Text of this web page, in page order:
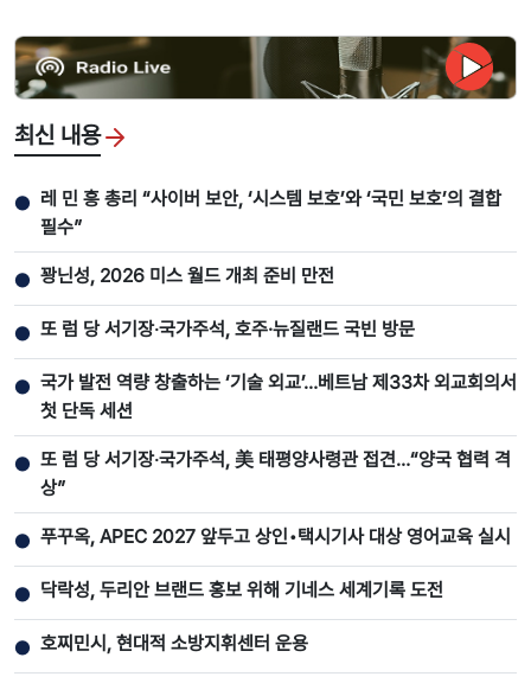
최신 내용
● 레 민 흥 총리 “사이버 보안, ‘시스템 보호’와 ‘국민 보호’의 결합
필수”
● 꽝닌성, 2026 미스 월드 개최 준비 만전
● 또 럼 당 서기장‧국가주석, 호주·뉴질랜드 국빈 방문
● 국가 발전 역량 창출하는 ‘기술 외교’…베트남 제33차 외교회의서
첫 단독 세션
● 또 럼 당 서기장‧국가주석, 美 태평양사령관 접견…“양국 협력 격
상”
● 푸꾸옥, APEC 2027 앞두고 상인•택시기사 대상 영어교육 실시
● 닥락성, 두리안 브랜드 홍보 위해 기네스 세계기록 도전
● 호찌민시, 현대적 소방지휘센터 운용